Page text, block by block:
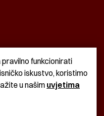
funkcionirati
iskustvo, koristimo
u našim uvjetima